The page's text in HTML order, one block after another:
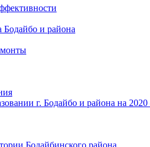
Бодайбо и района
г. Бодайбо и района на
Бодайбинского района